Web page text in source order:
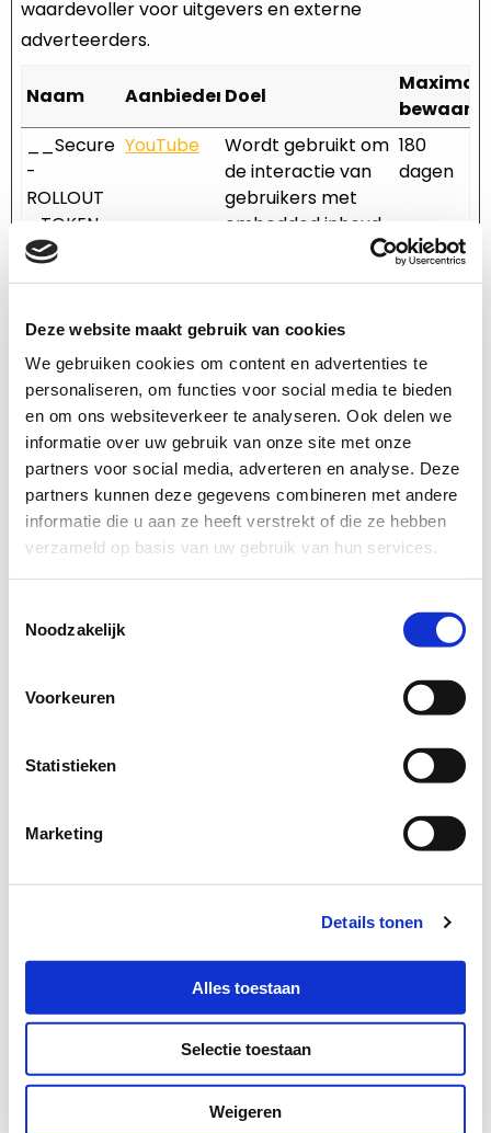
Deze website maakt gebruik van cookies
We gebruiken cookies om content en advertenties te
personaliseren, om functies voor social media te bieden
en om ons websiteverkeer te analyseren. Ook delen we
informatie over uw gebruik van onze site met onze
partners voor social media, adverteren en analyse. Deze
partners kunnen deze gegevens combineren met andere
informatie die u aan ze heeft verstrekt of die ze hebben
verzameld op basis van uw gebruik van hun services.
Noodzakelijk
Voorkeuren
Statistieken
Marketing
Details tonen
Alles toestaan
Selectie toestaan
Weigeren
waardevoller voor uitgevers en externe
adverteerders.
Naam Aanbieder Doel
Maximale
__Secure
-
ROLLOUT
_TOKEN
YouTube
Wordt gebruikt om
de interactie van
gebruikers met
embedded inhoud
180
dagen
__Secure Cloudflare Bewaart de
videospeler van de
gebruiker met
ingesloten
YouTube-video
Sessie
__Secure
-YNID
YouTube
Wordt gebruikt om
de interactie van
gebruikers met
embedded inhoud
bij te houden.
180
dagen
maand
en
_gcl_ls
gebruiker en de
s op de website -
relevantie van de
advertenties op de
website te
optimaliseren.
Perma